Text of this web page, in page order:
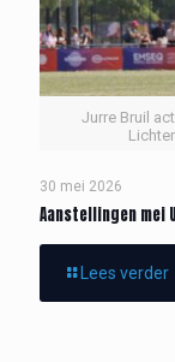
Jurre Bruil
30 mei 2026
Aanstellingen mei
Lees verder